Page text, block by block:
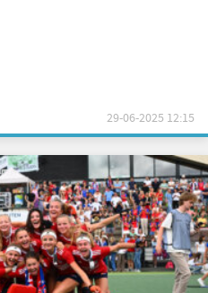
29-06-2025 12:15